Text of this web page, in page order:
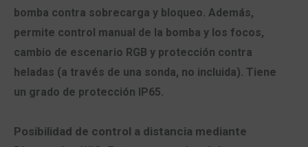
bomba contra sobrecarga y bloqueo. Además,
permite control manual de la bomba y los focos,
cambio de escenario RGB y protección contra
heladas (a través de una sonda, no incluida). Tiene
un grado de protección IP65.
Posibilidad de control a distancia mediante